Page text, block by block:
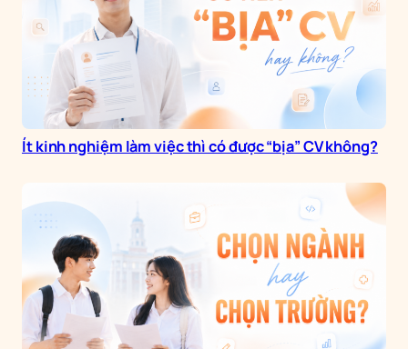
Ít kinh nghiệm làm việc thì có được “bịa” CV không?